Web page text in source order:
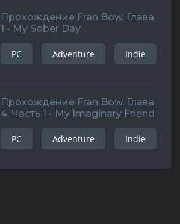
Прохождение Fran Bow. Глава
1 - My Sober Day
PC Adventure Indie
Прохождение Fran Bow. Глава
4. Часть 1 - My Imaginary Friend
PC Adventure Indie